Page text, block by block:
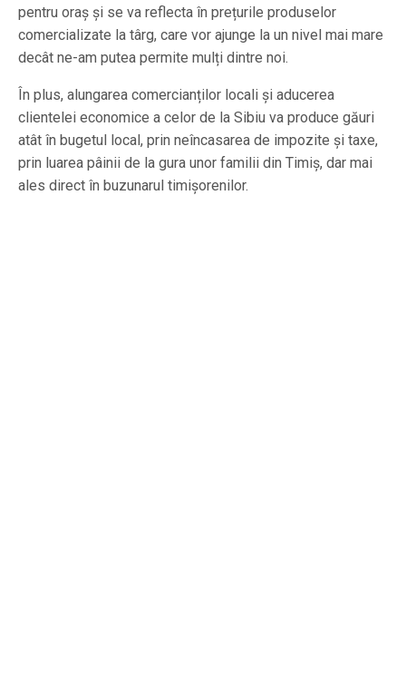
pentru oraș și se va reflecta în prețurile produselor
comercializate la târg, care vor ajunge la un nivel mai mare
decât ne-am putea permite mulți dintre noi.
În plus, alungarea comercianților locali și aducerea
clientelei economice a celor de la Sibiu va produce găuri
atât în bugetul local, prin neîncasarea de impozite și taxe,
prin luarea pâinii de la gura unor familii din Timiș, dar mai
ales direct în buzunarul timișorenilor.